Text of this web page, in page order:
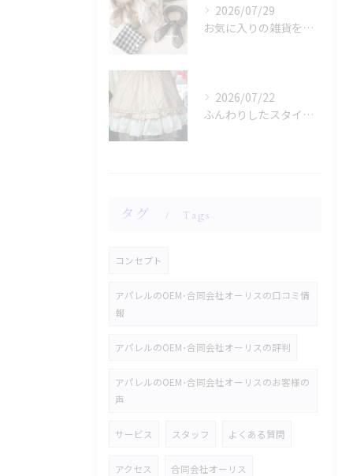
2026/07/29
お気に入りの雑貨をお探しですか？
2026/07/22
ふんわりしたスタイルに魅了されませんか？
タグ Tags
コンセプト
アパレルのOEM･合同会社オーリスの口コミ情
報
アパレルのOEM･合同会社オーリスの評判
アパレルのOEM･合同会社オーリスのお客様の
声
サービス スタッフ よくある質問
アクセス 合同会社オーリス